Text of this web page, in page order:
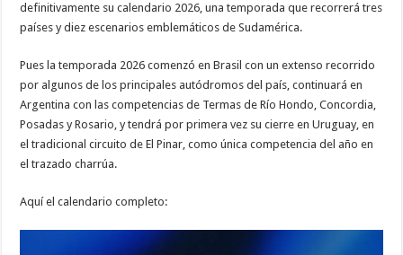
definitivamente su calendario 2026, una temporada que recorrerá tres
países y diez escenarios emblemáticos de Sudamérica.
Pues la temporada 2026 comenzó en Brasil con un extenso recorrido
por algunos de los principales autódromos del país, continuará en
Argentina con las competencias de Termas de Río Hondo, Concordia,
Posadas y Rosario, y tendrá por primera vez su cierre en Uruguay, en
el tradicional circuito de El Pinar, como única competencia del año en
el trazado charrúa.
Aquí el calendario completo: